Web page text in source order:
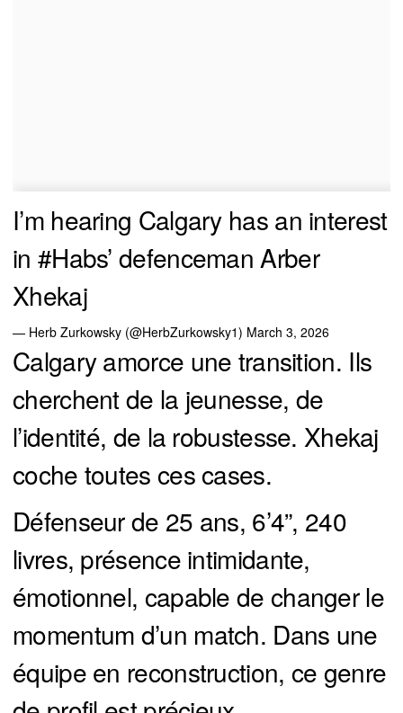
I’m hearing Calgary has an interest
in #Habs’ defenceman Arber
Xhekaj
— Herb Zurkowsky (@HerbZurkowsky1) March 3, 2026
Calgary amorce une transition. Ils
cherchent de la jeunesse, de
l’identité, de la robustesse. Xhekaj
coche toutes ces cases.
Défenseur de 25 ans, 6’4”, 240
livres, présence intimidante,
émotionnel, capable de changer le
momentum d’un match. Dans une
équipe en reconstruction, ce genre